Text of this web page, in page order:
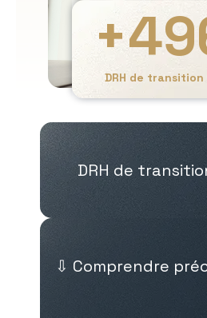
DRH de
+
DRH de
⇩ Comprendre